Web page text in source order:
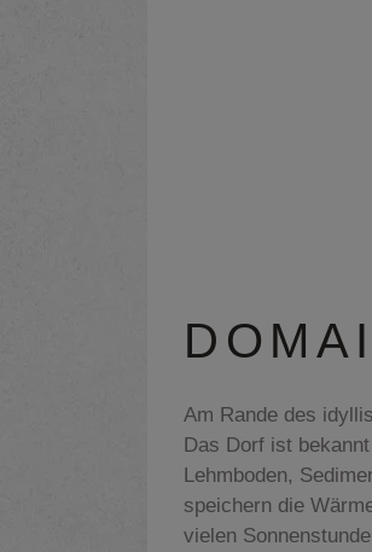
Am Rande des
Das Dorf ist
Lehmboden,
speichern die
vielen